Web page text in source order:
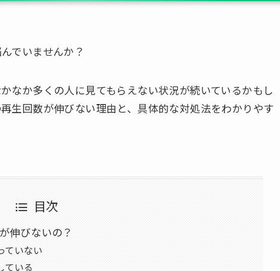
でいませんか？
なか多くの人に見てもらえない状況が続いているかもし
生回数が伸びない理由と、具体的な対処法をわかりやす
目次
伸びないの？
ていない
ている